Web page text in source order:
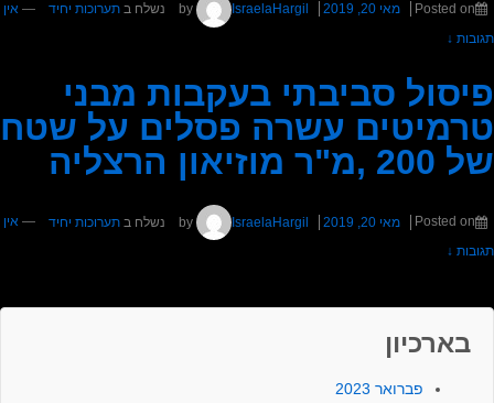
Posted on מאי 20, 2019 IsraelaHargil נשלח ב תערוכות יחיד — אין
תגובות ↓
פיסול סביבתי בעקבות מבני
טרמיטים עשרה פסלים על שטח
של 200 ,מ"ר מוזיאון הרצליה
Posted on מאי 20, 2019 IsraelaHargil נשלח ב תערוכות יחיד — אין
תגובות ↓
בארכיון
פברואר 2023